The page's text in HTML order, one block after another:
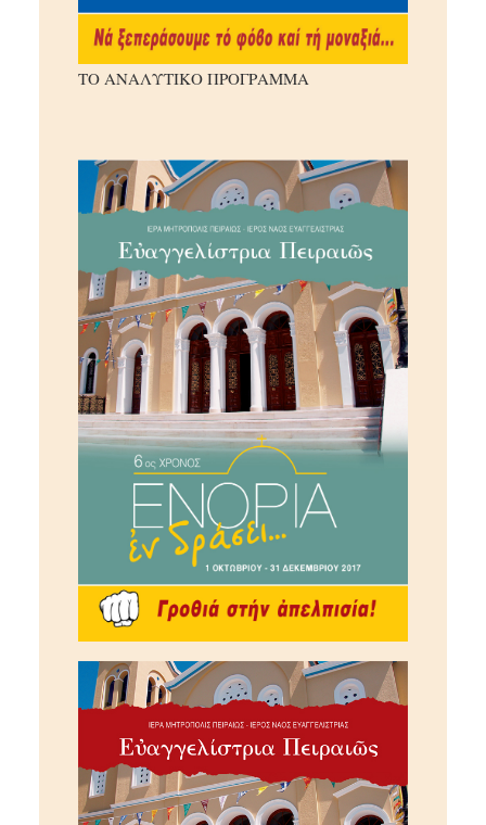
ΤΟ ΑΝΑΛΥΤΙΚΟ ΠΡΟΓΡΑΜΜΑ